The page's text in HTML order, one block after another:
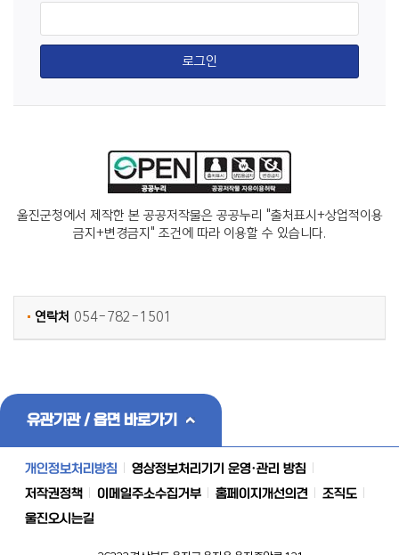
울진군청에서 제작한 본 공공저작물은 공공누리 "출처표시+상업적이용
금지+변경금지" 조건에 따라 이용할 수 있습니다.
연락처 054-782-1501
유관기관 / 읍면 바로가기
개인정보처리방침
영상정보처리기기 운영·관리 방침
저작권정책
이메일주소수집거부 홈페이지개선의견
조직도
울진오시는길